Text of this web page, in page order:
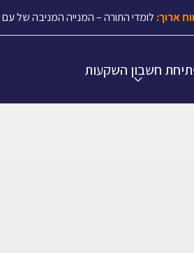
ארוך: לומדי התורה – המנייה המניבה של
חשבון השקעות